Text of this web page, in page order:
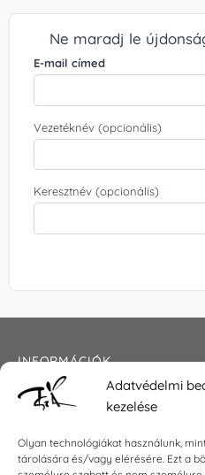
Adatvédelmi
kezelése
Olyan technológiákat használunk,
tárolására és/vagy elérésére. Ezt a
Ne maradj le
E-mail címed
Vezetéknév (opcionális)
Keresztnév (opcionális)
INFORMÁCIÓK
Általános szerződési
Impresszum